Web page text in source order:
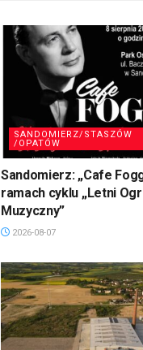
SANDOMIERZ/STASZÓW
/OPATÓW
Sandomierz: „Cafe
ramach cyklu „Letni
Muzyczny”
2026-08-07